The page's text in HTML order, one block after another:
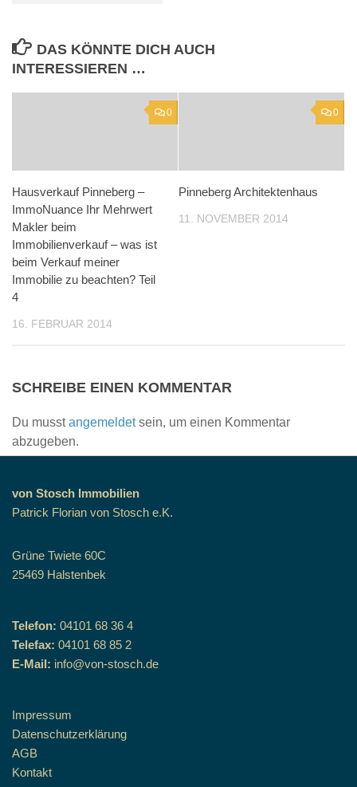
DAS KÖNNTE DICH AUCH
INTERESSIEREN …
0
Hausverkauf Pinneberg –
ImmoNuance Ihr Mehrwert
Makler beim
Immobilienverkauf – was ist
beim Verkauf meiner
Immobilie zu beachten? Teil
4
16. FEBRUAR 2014
0
Pinneberg Architektenhaus
11. NOVEMBER 2014
SCHREIBE EINEN KOMMENTAR
Du musstangemeldetsein, um einen Kommentar
abzugeben.
von Stosch Immobilien
Patrick Florian von Stosch e.K.
Grüne Twiete 60C
25469 Halstenbek
Telefon: 04101 68 36 4
Telefax: 04101 68 85 2
E-Mail: info@von-stosch.de
Impressum
Datenschutzerklärung
AGB
Kontakt